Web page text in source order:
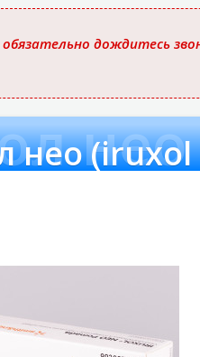
дождитесь
нео (iruxol